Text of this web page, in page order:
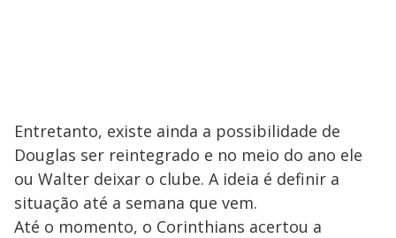
Entretanto, existe ainda a possibilidade de
Douglas ser reintegrado e no meio do ano ele
ou Walter deixar o clube. A ideia é definir a
situação até a semana que vem.
Até o momento, o Corinthians acertou a